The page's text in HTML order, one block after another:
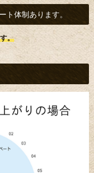
ト体制あります。
。